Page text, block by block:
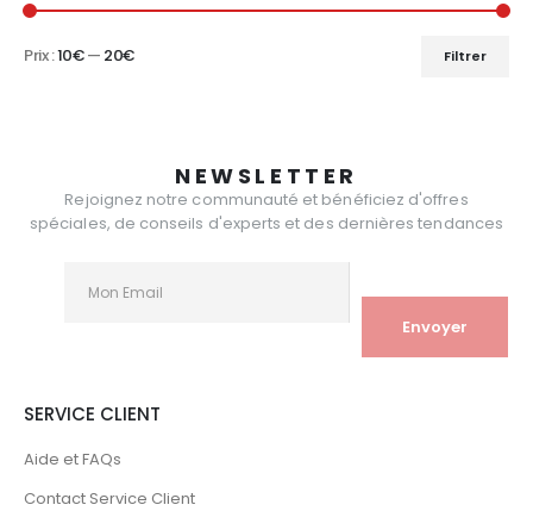
Filtrer
Prix :10€— 20€
NEWSLETTER
Rejoignez notre communauté et bénéficiez d'offres
spéciales, de conseils d'experts et des dernières tendances
SERVICE CLIENT
Aide et FAQs
Contact Service Client